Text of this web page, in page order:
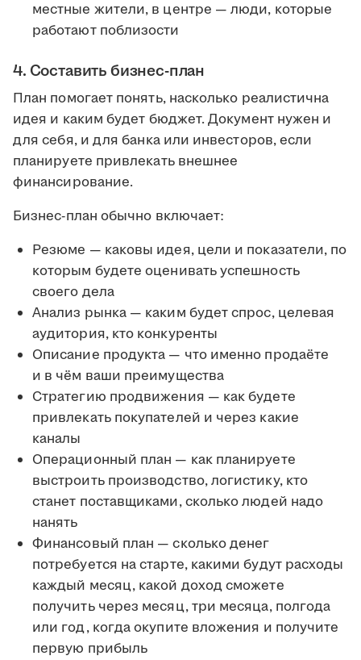
местные жители, в центре — люди, которые
работают поблизости
4. Составить бизнес-план
План помогает понять, насколько реалистична
идея и каким будет бюджет. Документ нужен и
для себя, и для банка или инвесторов, если
планируете привлекать внешнее
финансирование.
Бизнес-план обычно включает:
Резюме — каковы идея, цели и показатели, по
которым будете оценивать успешность
своего дела
Анализ рынка — каким будет спрос, целевая
аудитория, кто конкуренты
Описание продукта — что именно продаёте
и в чём ваши преимущества
Стратегию продвижения — как будете
привлекать покупателей и через какие
каналы
Операционный план — как планируете
выстроить производство, логистику, кто
станет поставщиками, сколько людей надо
нанять
Финансовый план — сколько денег
потребуется на старте, какими будут расходы
каждый месяц, какой доход сможете
получить через месяц, три месяца, полгода
или год, когда окупите вложения и получите
первую прибыль